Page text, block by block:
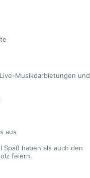
Musikdarbietungen und
aus
haben als auch den
feiern.